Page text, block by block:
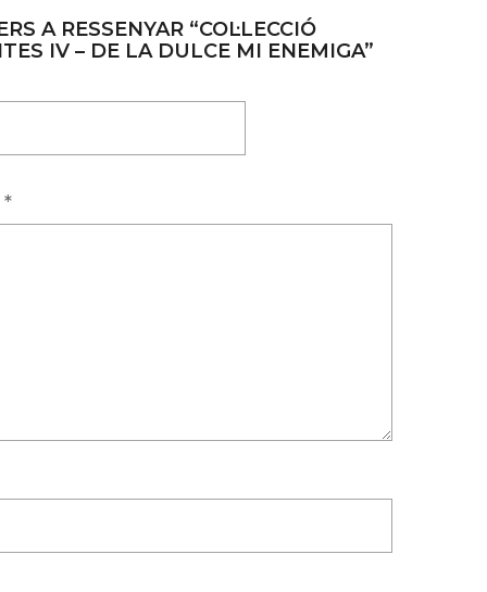
A RESSENYAR “COL·LECCIÓ
IV – DE LA DULCE MI ENEMIGA”
*